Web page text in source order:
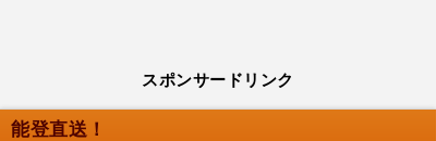
スポンサードリンク
能登直送！